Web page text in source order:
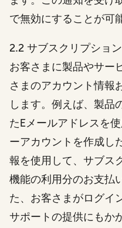
で無効にすることが可
2.2 サブスクリプショ
お客さまに製品やサー
さまのアカウント情報
します。例えば、製品
たEメールアドレスを
ーアカウントを作成し
報を使用して、サブス
機能の利用分のお支払
た、お客さまがログイ
サポートの提供にもか